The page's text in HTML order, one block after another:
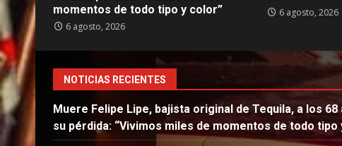
momentos de todo tipo y color”
6 agosto, 2026
6 agosto, 2026
NOTICIAS RECIENTES
Muere Felipe Lipe, bajista original de Tequila, a los
su pérdida: “Vivimos miles de momentos de todo tipo